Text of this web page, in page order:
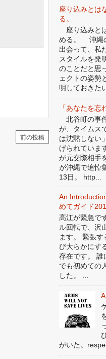
前の投稿
座り込みとは
る。
座り込みと
める。 沖縄
出会って、私
スタイルを発
のことだと思
ェクトの姿勢
明しておき
「あなたを忘
北谷町の事
が、タイムス
は沈黙しない
げられていま
が元交際相手
が沖縄で追悼
13日。 http...
An
めてガイド
高江が緊急で
ル回転で、沢
ます。 緊張
び大らかにす
存在です。 誰
でも初めての
した。 ...
がいた。